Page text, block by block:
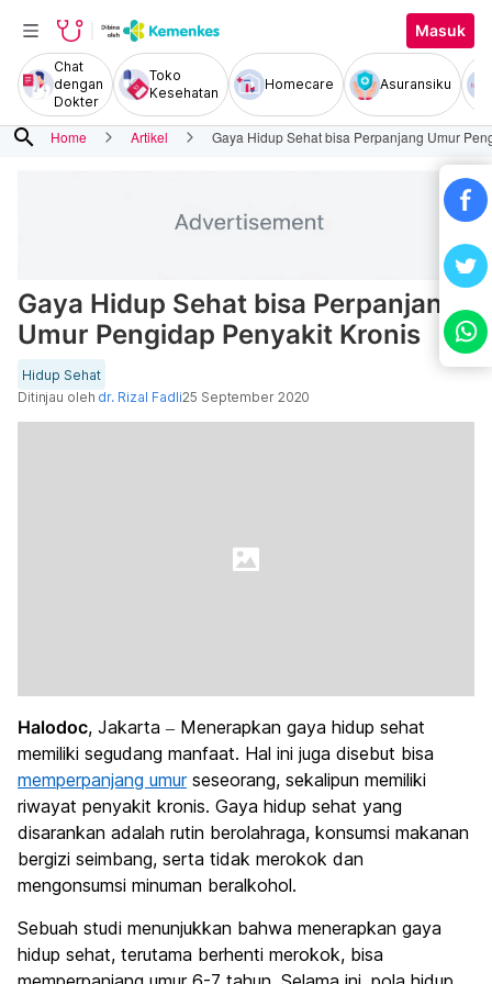
Masuk
Chat
dengan
Dokter
Toko
Kesehatan
Homecare Asuransiku
search Home Artikel Gaya Hidup Sehat bisa Perpanjang Umur
Gaya Hidup Sehat bisa Perpanjang
Umur Pengidap Penyakit Kronis
Hidup Sehat
Ditinjau oleh dr. Rizal Fadli25 September 2020
Halodoc, Jakarta – Menerapkan gaya hidup sehat
memiliki segudang manfaat. Hal ini juga disebut bisa
memperpanjang umurseseorang, sekalipun memiliki
riwayat penyakit kronis. Gaya hidup sehat yang
disarankan adalah rutin berolahraga, konsumsi makanan
bergizi seimbang, serta tidak merokok dan
mengonsumsi minuman beralkohol.
Sebuah studi menunjukkan bahwa menerapkan gaya
hidup sehat, terutama berhenti merokok, bisa